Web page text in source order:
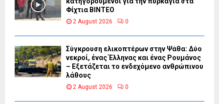
Φίχτια ΒΙΝΤΕΟ
2 August 2026 0
Σύγκρουση ελικοπτέρων στην Ψάθα: Δύο
νεκροί, ένας Έλληνας και ένας Ρουμάνος
– Εξετάζεται το ενδεχόμενο ανθρώπινου
λάθους
2 August 2026 0